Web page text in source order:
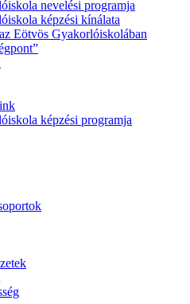
nevelési programja
képzési kínálata
Eötvös Gyakorlóiskolában
képzési programja